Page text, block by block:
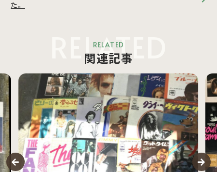
た。
RELATED
RELATED
関連記事